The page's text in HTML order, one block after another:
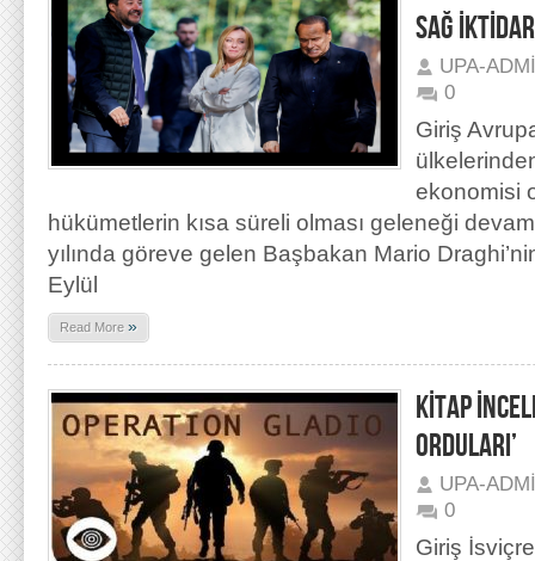
SAĞ
UPA-
0
Giriş
ekonomisi
hükümetlerin kısa süreli olması geleneği
yılında göreve gelen Başbakan Mario
Eylül
Read More »
KİTAP
ORDULARI’
UPA-
0
Giriş